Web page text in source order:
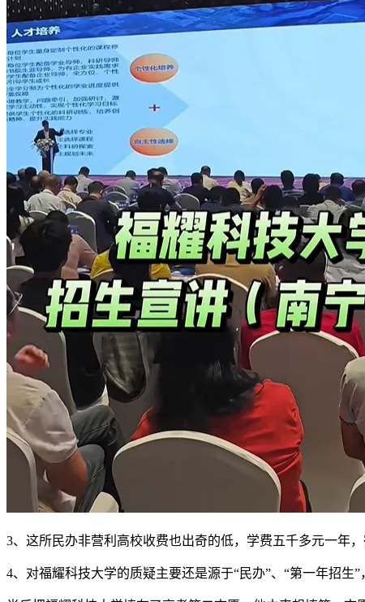
3、这所民办非营利高校收费也出奇的低，学费五千多元一年，
4、对福耀科技大学的质疑主要还是源于“民办”、“第一年招生”